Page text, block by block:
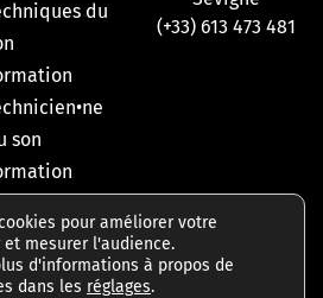
du
son
MAO
(+33) 613 473 481
pour améliorer votre
mesurer l'audience.
d'informations à propos de
dans les réglages.